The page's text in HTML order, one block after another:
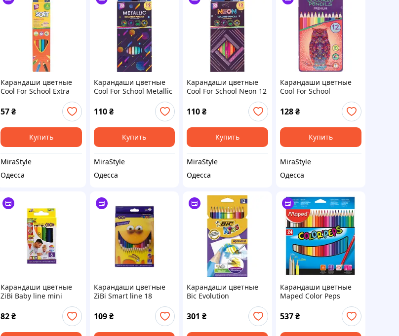
Карандаши цветные
Cool For School Extra
Soft 6 цветов (CF15142)
57₴
Купить
MiraStyle
Одесса
Карандаши цветные
Cool For School Metallic
110 ₴
Купить
MiraStyle
Одесса
Карандаши цветные
Cool For School Neon 12
110₴
Купить
MiraStyle
Одесса
Карандаши цветные
Cool For School
шестигранные, 12
цветов (CF15173)
128₴
Купить
MiraStyle
Одесса
Карандаши цветные
ZiBi Baby line mini
(ZB.2450)
82₴
Карандаши цветные
ZiBi Smart line 18
109 ₴
Карандаши цветные
Bic Evolution
(bc8575614)
301 ₴
Карандаши цветные
Maped Color Peps
(MP.183224)
537₴